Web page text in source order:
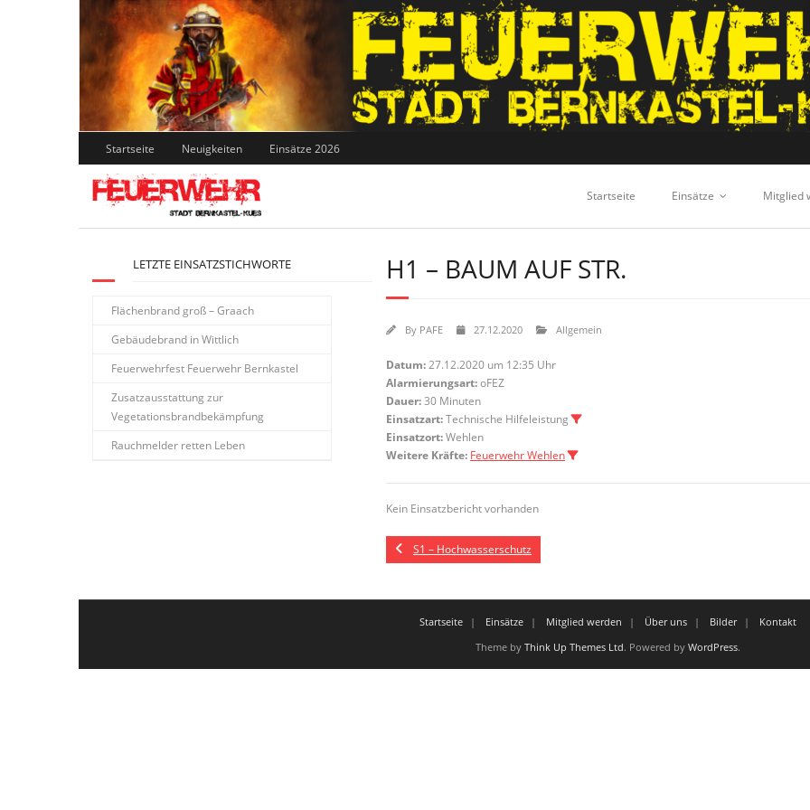
Skip
to
content
Startseite Neuigkeiten Einsätze 2026
Startseite Einsätze Mitglied
H1 – BAUM AUF STR.
By PAFE 27.12.2020 Allgemein
Datum:27.12.2020 um 12:35 Uhr
Alarmierungsart:oFEZ
Dauer:30 Minuten
Einsatzart:Technische Hilfeleistung
Einsatzort:Wehlen
Weitere Kräfte: Feuerwehr Wehlen
Kein Einsatzbericht vorhanden
S1 – Hochwasserschutz
LETZTE EINSATZSTICHWORTE
Flächenbrand groß – Graach
Gebäudebrand in Wittlich
Feuerwehrfest Feuerwehr Bernkastel
Zusatzausstattung zur
Vegetationsbrandbekämpfung
Rauchmelder retten Leben
Startseite Einsätze Mitglied werden Über uns Bilder
Kontakt
Theme by Think Up Themes Ltd. Powered by WordPress.